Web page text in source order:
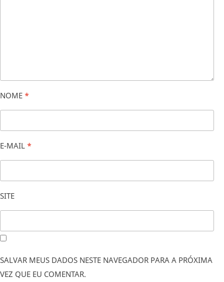
NOME *
E-MAIL *
SITE
SALVAR MEUS DADOS NESTE NAVEGADOR PARA A PRÓXIMA
VEZ QUE EU COMENTAR.